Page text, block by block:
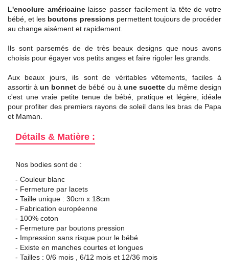
L'encolure américainelaisse passer facilement la tête de votre
bébé, et les boutons pressionspermettent toujours de procéder
au change aisément et rapidement.
Ils sont parsemés de de très beaux designs que nous avons
choisis pour égayer vos petits anges et faire rigoler les grands.
Aux beaux jours, ils sont de véritables vêtements, faciles à
assortir àun bonnet de bébé ou à une sucettedu même design
c'est une vraie petite tenue de bébé, pratique et légère, idéale
pour profiter des premiers rayons de soleil dans les bras de Papa
et Maman.
Détails & Matière :
Nos bodies sont de :
- Couleur blanc
- Fermeture par lacets
- Taille unique : 30cm x 18cm
- Fabrication européenne
- 100% coton
- Fermeture par boutons pression
- Impression sans risque pour le bébé
- Existe en manches courtes et longues
- Tailles : 0/6 mois , 6/12 mois et 12/36 mois